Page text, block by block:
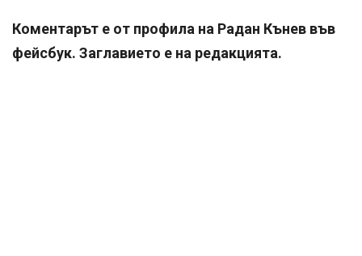
Коментарът е от профила на Радан Кънев във
фейсбук. Заглавието е на редакцията.